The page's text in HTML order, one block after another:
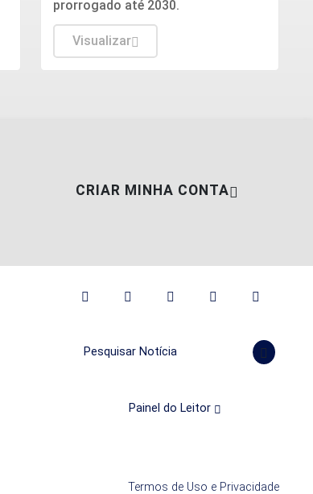
prorrogado até 2030.
Visualizar
CRIAR MINHA CONTA
Pesquisar Notícia
Painel do Leitor
Termos de Uso e Privacidade